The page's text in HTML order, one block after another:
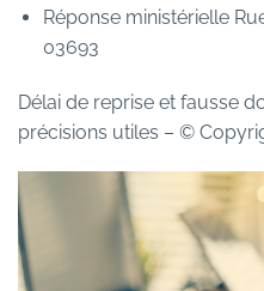
Réponse ministérielle
03693
Délai de reprise et fausse
précisions utiles – ©